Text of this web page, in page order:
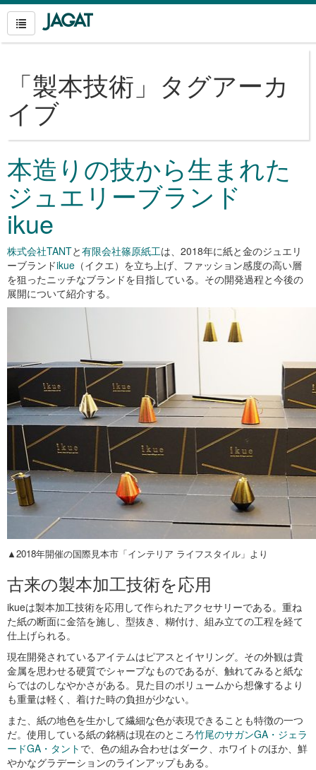
「製本技術 」タグアーカ
イブ
本造りの技から生まれた
ジュエリーブランド
ikue
株式会社TANTと有限会社篠原紙工は、2018年に紙と金のジュエリ
ーブランドikue （イクエ）を立ち上げ、ファッション感度の高い層
を狙ったニッチなブランドを目指している。その開発過程と今後の
展開について紹介する。
▲2018年開催の国際見本市「インテリア ライフスタイル」より
古来の製本加工技術を応用
ikueは製本加工技術を応用して作られたアクセサリーである。重ね
た紙の断面に金箔を施し、型抜き、糊付け、組み立ての工程を経て
仕上げられる。
現在開発されているアイテムはピアスとイヤリング。その外観は貴
金属を思わせる硬質でシャープなものであるが、触れてみると紙な
らではのしなやかさがある。見た目のボリュームから想像するより
も重量は軽く、着けた時の負担が少ない。
また、紙の地色を生かして繊細な色が表現できることも特徴の一つ
だ。使用している紙の銘柄は現在のところ竹尾のサガンGA・ジェラ
ードGA・タント で、色の組み合わせはダーク、ホワイトのほか、鮮
やかなグラデーションのラインアップもある。